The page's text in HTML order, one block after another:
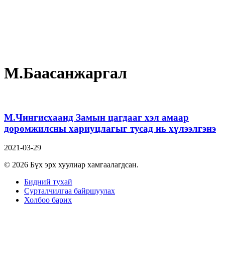
М.Баасанжаргал
М.Чингисхаанд Замын цагдааг хэл амаар
доромжилсны хариуцлагыг тусад нь хүлээлгэнэ
2021-03-29
© 2026 Бүх эрх хуулиар хамгаалагдсан.
Бидний тухай
Сурталчилгаа байршуулах
Холбоо барих